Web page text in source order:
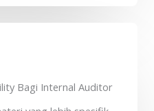
Bagi Internal Auditor